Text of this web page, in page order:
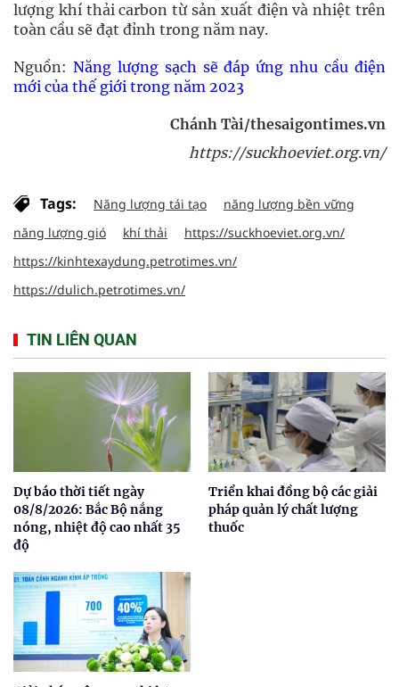
​​lượng khí thải carbon từ sản xuất điện và nhiệt trên
toàn cầu sẽ đạt đỉnh trong năm nay.
Nguồn: Năng lượng sạch sẽ đáp ứng nhu cầu điện
mới của thế giới trong năm 2023
Chánh Tài/thesaigontimes.vn
https://suckhoeviet.org.vn/
Tags: Năng lượng tái tạo
năng lượng bền vững
năng lượng gió
khí thải
https://suckhoeviet.org.vn/
https://kinhtexaydung.petrotimes.vn/
https://dulich.petrotimes.vn/
TIN LIÊN QUAN
Dự báo thời tiết ngày
08/8/2026: Bắc Bộ nắng
nóng, nhiệt độ cao nhất 35
độ
Triển khai đồng bộ các giải
pháp quản lý chất lượng
thuốc